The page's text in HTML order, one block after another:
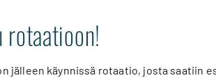
rotaatioon!
jälleen käynnissä rotaatio, josta saatiin